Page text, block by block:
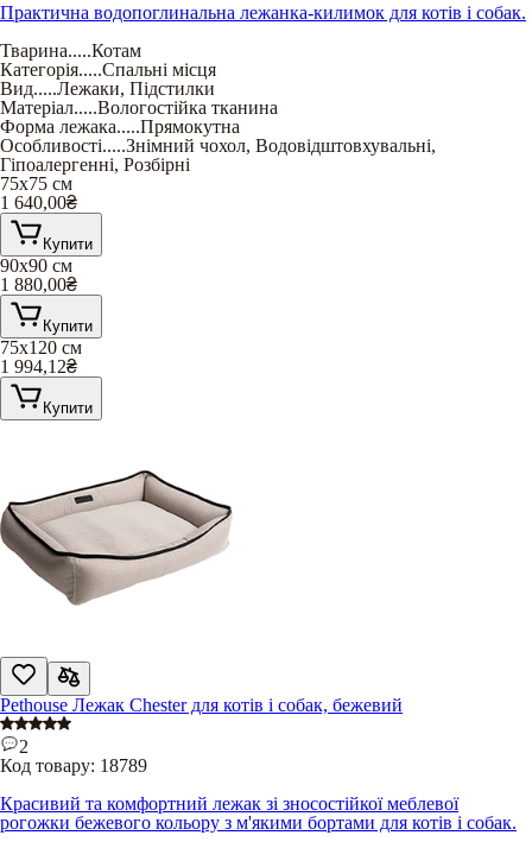
Практична водопоглинальна лежанка-килимок для котів і собак.
Тварина.....Котам
Категорія.....Спальні місця
Вид.....Лежаки, Підстилки
Матеріал.....Вологостійка тканина
Форма лежака.....Прямокутна
Особливості.....Знімний чохол, Водовідштовхувальні,
Гіпоалергенні, Розбірні
75х75 см
1 640,00₴
Купити
90х90 см
1 880,00₴
Купити
75х120 см
1 994,12₴
Купити
Pethouse Лежак Chester для котів і собак, бежевий
2
Код товару: 18789
Красивий та комфортний лежак зі зносостійкої меблевої
рогожки бежевого кольору з м'якими бортами для котів і собак.